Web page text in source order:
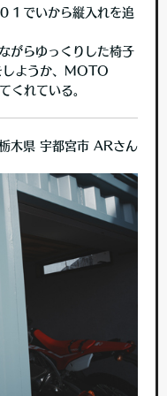
１でいから縦入れを追
がらゆっくりした椅子
しようか、MOTO
くれている。
木県 宇都宮市 ARさん